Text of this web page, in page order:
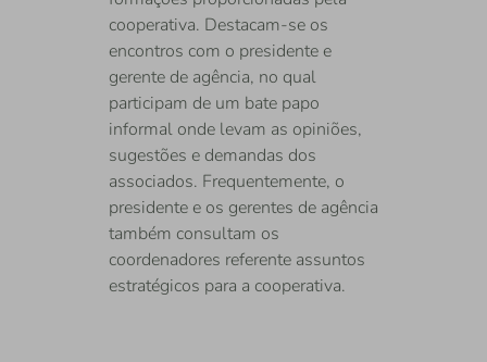
cooperativa. Destacam-se os
encontros com o presidente e
gerente de agência, no qual
participam de um bate papo
informal onde levam as opiniões,
sugestões e demandas dos
associados. Frequentemente, o
presidente e os gerentes de agência
também consultam os
coordenadores referente assuntos
estratégicos para a cooperativa.